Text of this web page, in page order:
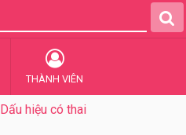
THÀNH VIÊN
Dấu hiệu có thai